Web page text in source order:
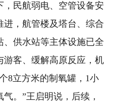
民航弱电、空管设备安
，航管楼及塔台、综合
供水站等主体设施已全
游客、缓解高原反应，机
8立方米的制氧罐，1小
。”王启明说，后续，